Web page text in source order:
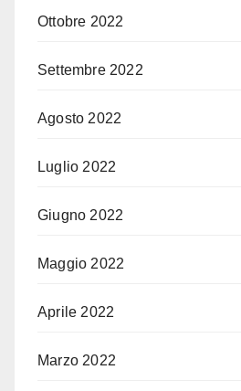
Ottobre 2022
Settembre 2022
Agosto 2022
Luglio 2022
Giugno 2022
Maggio 2022
Aprile 2022
Marzo 2022